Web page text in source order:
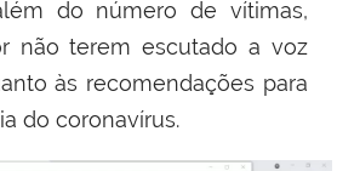
do número de vítimas,
não terem escutado a voz
às recomendações para
do coronavírus.